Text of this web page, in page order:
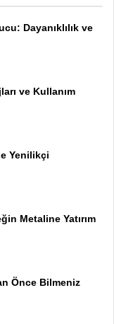
Dayanıklılık ve
ve Kullanım
Yenilikçi
Metaline Yatırım
Önce Bilmeniz